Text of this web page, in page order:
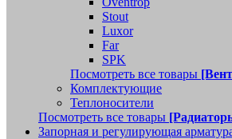
Stout
Luxor
Far
SPK
Посмотреть все товары
Комплектующие
Теплоносители
Посмотреть все товары
Запорная и регулирующая